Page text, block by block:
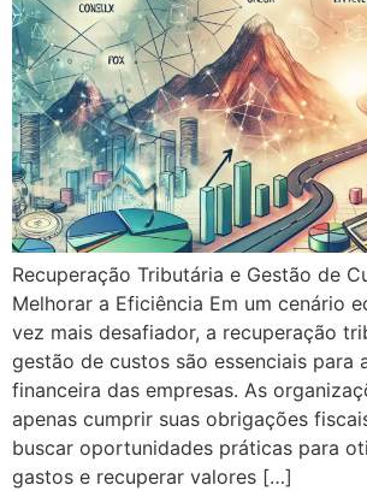
Recuperação Tributária e Gestão de
Melhorar a Eficiência Em um cenário
vez mais desafiador, a recuperação
gestão de custos são essenciais para
financeira das empresas. As
apenas cumprir suas obrigações
buscar oportunidades práticas para
gastos e recuperar valores […]